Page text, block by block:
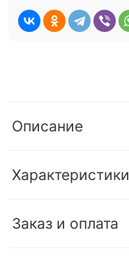
Описание
Характеристики
Заказ и оплата